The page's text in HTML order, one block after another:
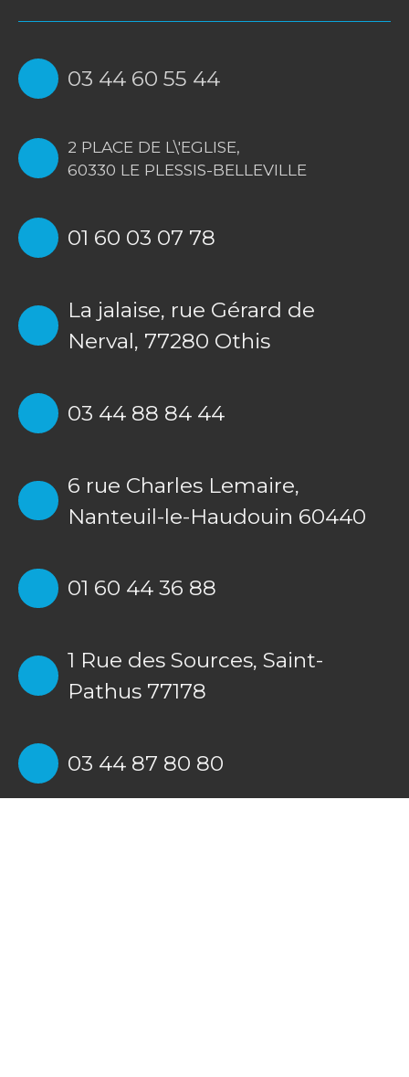
03 44 60 55 44
2 PLACE DE L\'EGLISE,
60330 LE PLESSIS-BELLEVILLE
01 60 03 07 78
La jalaise, rue Gérard de
Nerval, 77280 Othis
03 44 88 84 44
6 rue Charles Lemaire,
Nanteuil-le-Haudouin 60440
01 60 44 36 88
1 Rue des Sources, Saint-
Pathus 77178
03 44 87 80 80